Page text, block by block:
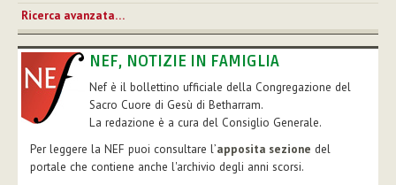
Ricerca avanzata…
NEF, NOTIZIE IN FAMIGLIA
Nef è il bollettino ufficiale della Congregazione del
Sacro Cuore di Gesù di Betharram.
La redazione è a cura del Consiglio Generale.
Per leggere la NEF puoi consultare l’apposita sezione del
portale che contiene anche l'archivio degli anni scorsi.